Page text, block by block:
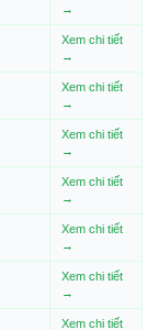
→
Xem chi tiết
→
Xem chi tiết
→
Xem chi tiết
→
Xem chi tiết
→
Xem chi tiết
→
Xem chi tiết
→
Xem chi tiết